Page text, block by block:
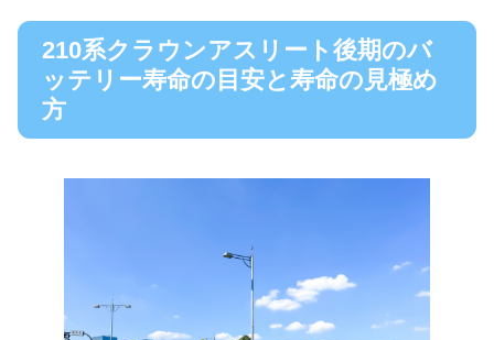
210系クラウンアスリート後期のバ
ッテリー寿命の目安と寿命の見極め
方